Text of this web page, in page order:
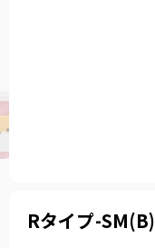
Rタイプ-SM(B)